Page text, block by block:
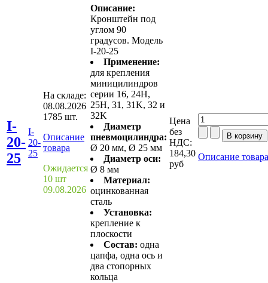
I-
20-
25
I-
20-
25
На складе:
08.08.2026
1785 шт.
Описание
товара
Ожидается
10 шт
09.08.2026
Описание:
Кронштейн под
углом 90
градусов. Модель
I-20-25
Применение:
для крепления
миницилиндров
серии 16, 24H,
25H, 31, 31K, 32 и
32K
Диаметр
пневмоцилиндра:
Ø 20 мм, Ø 25 мм
Диаметр оси:
Ø 8 мм
Материал:
оцинкованная
сталь
Установка:
крепление к
плоскости
Состав: одна
цапфа, одна ось и
два стопорных
кольца
Цена
без
НДС:
184,30
руб
Описание товара